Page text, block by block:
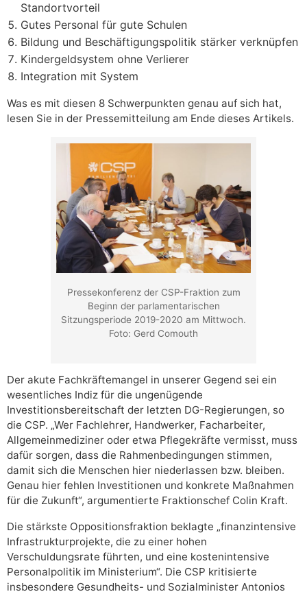
Standortvorteil
Gutes Personal für gute Schulen
Bildung und Beschäftigungspolitik stärker verknüpfen
Kindergeldsystem ohne Verlierer
Integration mit System
Was es mit diesen 8 Schwerpunkten genau auf sich hat,
lesen Sie in der Pressemitteilung am Ende dieses Artikels.
Pressekonferenz der CSP-Fraktion zum
Beginn der parlamentarischen
Sitzungsperiode 2019-2020 am Mittwoch.
Foto: Gerd Comouth
Der akute Fachkräftemangel in unserer Gegend sei ein
wesentliches Indiz für die ungenügende
Investitionsbereitschaft der letzten DG-Regierungen, so
die CSP. „Wer Fachlehrer, Handwerker, Facharbeiter,
Allgemeinmediziner oder etwa Pflegekräfte vermisst, muss
dafür sorgen, dass die Rahmenbedingungen stimmen,
damit sich die Menschen hier niederlassen bzw. bleiben.
Genau hier fehlen Investitionen und konkrete Maßnahmen
für die Zukunft“, argumentierte Fraktionschef Colin Kraft.
Die stärkste Oppositionsfraktion beklagte „finanzintensive
Infrastrukturprojekte, die zu einer hohen
Verschuldungsrate führten, und eine kostenintensive
Personalpolitik im Ministerium“. Die CSP kritisierte
insbesondere Gesundheits- und Sozialminister Antonios